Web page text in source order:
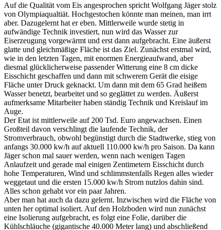
Auf die Qualität vom Eis angesprochen spricht Wolfgang Jäger stolz
von Olympiaqualtiät. Hochgestochen könnte man meinen, man irrt
aber. Dazugelernt hat er eben. Mittlerweile wurde stetig in
aufwändige Technik investiert, nun wird das Wasser zur
Eiserzeugung vorgewärmt und erst dann aufgebracht. Eine äußerst
glatte und gleichmäßige Fläche ist das Ziel. Zunächst erstmal wird,
wie in den letzten Tagen, mit enormen Energieaufwand, aber
diesmal glücklicherweise passender Witterung eine 8 cm dicke
Eisschicht geschaffen und dann mit schwerem Gerät die eisige
Fläche unter Druck geknackt. Um dann mit dem 65 Grad heißem
Wasser benetzt, bearbeitet und so geglättet zu werden. Äußerst
aufmerksame Mitarbeiter haben ständig Technik und Kreislauf im
Auge.
Der Etat ist mittlerweile auf 200 Tsd. Euro angewachsen. Einen
Großteil davon verschlingt die laufende Technik, der
Stromverbrauch, obwohl begünstigt durch die Stadtwerke, stieg von
anfangs 30.000 kw/h auf aktuell 110.000 kw/h pro Saison. Da kann
Jäger schon mal sauer werden, wenn nach wenigen Tagen
Anlaufzeit und gerade mal einigen Zentimetern Eisschicht durch
hohe Temperaturen, Wind und schlimmstenfalls Regen alles wieder
weggetaut und die ersten 15.000 kw/h Strom nutzlos dahin sind.
Alles schon gehabt vor ein paar Jahren.
Aber man hat auch da dazu gelernt. Inzwischen wird die Fläche von
unten her optimal isoliert. Auf den Holzboden wird nun zunächst
eine Isolierung aufgebracht, es folgt eine Folie, darüber die
Kühlschläuche (gigantische 40.000 Meter lang) und abschließend